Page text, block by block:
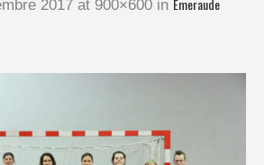
2017 at 900×600 in Émeraude